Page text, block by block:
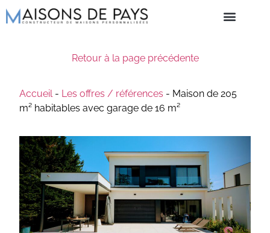
Retour à la page précédente
Accueil - Les offres / références - Maison de 205
m² habitables avec garage de 16 m²